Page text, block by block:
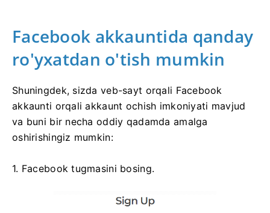
Facebook akkauntida qanday
ro'yxatdan o'tish mumkin
Shuningdek, sizda veb-sayt orqali Facebook
akkaunti orqali akkaunt ochish imkoniyati mavjud
va buni bir necha oddiy qadamda amalga
oshirishingiz mumkin:
1. Facebook tugmasini bosing.